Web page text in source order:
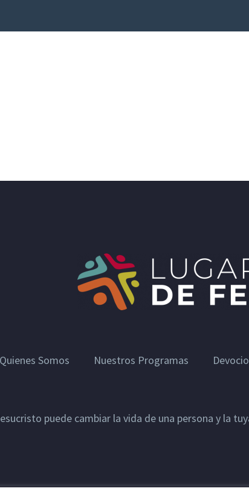
Quienes Somos Nuestros Programas
puede cambiar la vida de una persona y la